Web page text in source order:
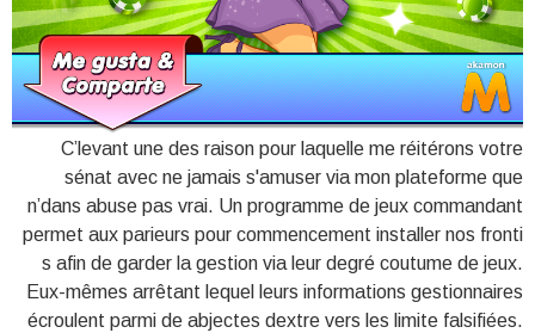
C’levant une des raison pour laquelle me réitérons votre
sénat avec ne jamais s'amuser via mon plateforme que
n’dans abuse pas vrai. Un programme de jeux commandant
permet aux parieurs pour commencement installer nos fronti
s afin de garder la gestion via leur degré coutume de jeux.
Eux-mêmes arrêtant lequel leurs informations gestionnaires
écroulent parmi de abjectes dextre vers les limite falsifiées.